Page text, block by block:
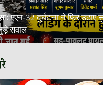
एएन-32 दुर्घटना ने फिर उठाए
सवाल